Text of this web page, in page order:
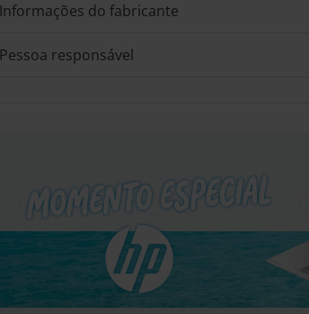
Informações do fabricante
Pessoa responsável